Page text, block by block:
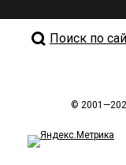
Поиск по
©